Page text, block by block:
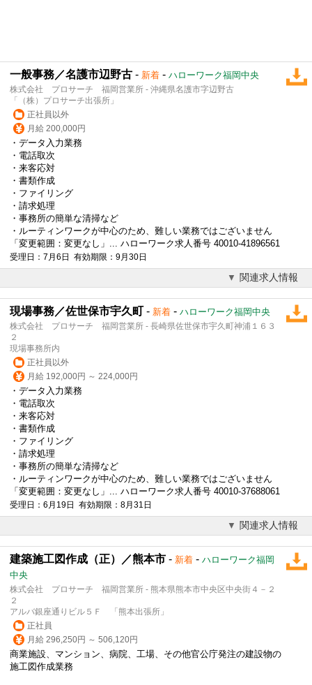
一般事務／名護市辺野古 - 新着 - ハローワーク福岡中央
株式会社 プロサーチ 福岡営業所 - 沖縄県名護市字辺野古
「（株）プロサーチ出張所」
正社員以外
月給 200,000円
・データ入力業務
・電話取次
・来客応対
・書類作成
・ファイリング
・請求処理
・事務所の簡単な清掃など
・ルーティンワークが中心のため、難しい業務ではございません
「変更範囲：変更なし」... ハローワーク求人番号 40010-41896561
受理日：7月6日 有効期限：9月30日
関連求人情報
現場事務／佐世保市宇久町- 新着 - ハローワーク福岡中央
株式会社 プロサーチ 福岡営業所 - 長崎県佐世保市宇久町神浦１６３
２
現場事務所内
正社員以外
月給 192,000円 ～ 224,000円
・データ入力業務
・電話取次
・来客応対
・書類作成
・ファイリング
・請求処理
・事務所の簡単な清掃など
・ルーティンワークが中心のため、難しい業務ではございません
「変更範囲：変更なし」... ハローワーク求人番号 40010-37688061
受理日：6月19日 有効期限：8月31日
関連求人情報
建築施工図作成（正）／熊本市 - 新着 - ハローワーク福岡
中央
株式会社 プロサーチ 福岡営業所 - 熊本県熊本市中央区中央街４－２
２
アルバ銀座通りビル５Ｆ 「熊本出張所」
正社員
月給 296,250円 ～ 506,120円
商業施設、マンション、病院、工場、その他官公庁発注の建設物の
施工図作成業務